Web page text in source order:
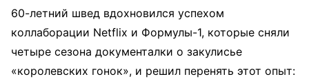
60-летний швед вдохновился успехом
коллаборации Netflix и Формулы-1, которые сняли
четыре сезона документалки о закулисье
«королевских гонок», и решил перенять этот опыт: